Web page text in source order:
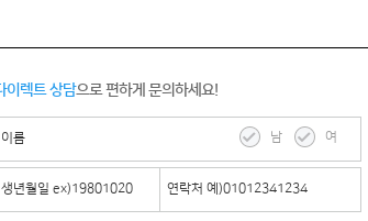
이렉트 상담으로 편하게 문의하세요!
남 여